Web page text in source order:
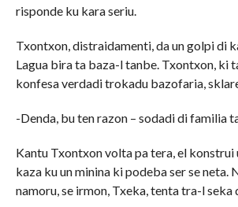
risponde ku kara seriu.
Txontxon, distraidamenti, da un golpi di
Lagua bira ta baza-l tanbe. Txontxon, ki
konfesa verdadi trokadu bazofaria,
-Denda, bu ten razon – sodadi di familia
Kantu Txontxon volta pa tera, el konstrui
kaza ku un minina ki podeba ser se neta.
namoru, se irmon, Txeka, tenta tra-l seka